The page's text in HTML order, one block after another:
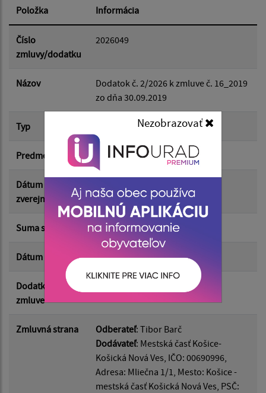
Dátum od:
Dátum do:
Suma od:
Suma do:
Typ:
Filtrovať Reset
Položka Informácia
Číslo
zmluvy/dodatku
2026049
Názov
Dodatok č. 2/2026 k zmluve č. 16_2019
zo dňa 30.09.2019
Typ Dodatok k zmluve
Predmet Prenájom hrobového miesta
Dátum
zverejnenia
Suma s DPH* 0.00 €
Dátum uzavretia 17.06.2026
Dodatkom k
zmluve
Zmluvná strana Odberateľ: Tibor Barč
Dodávateľ: Mestská časť Košice-
Košická Nová Ves, IČO: 00690996,
Adresa: Mliečna 1/1, Mesto: Košice -
mestská časť Košická Nová Ves, PSČ:
Nezobrazovať